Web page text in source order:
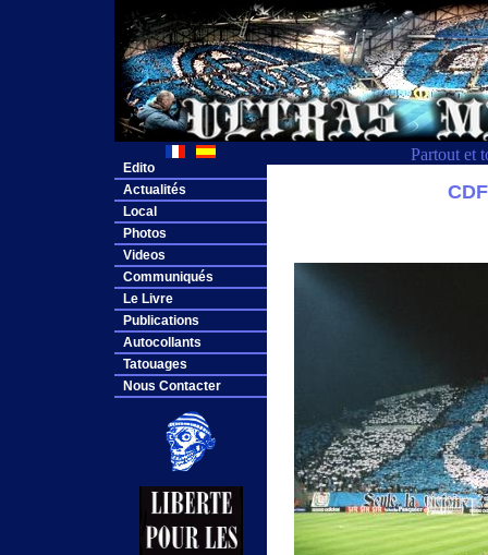
Partout et
Edito
Actualités
Local
Photos
Videos
Communiqués
Le Livre
Publications
Autocollants
Tatouages
Nous Contacter